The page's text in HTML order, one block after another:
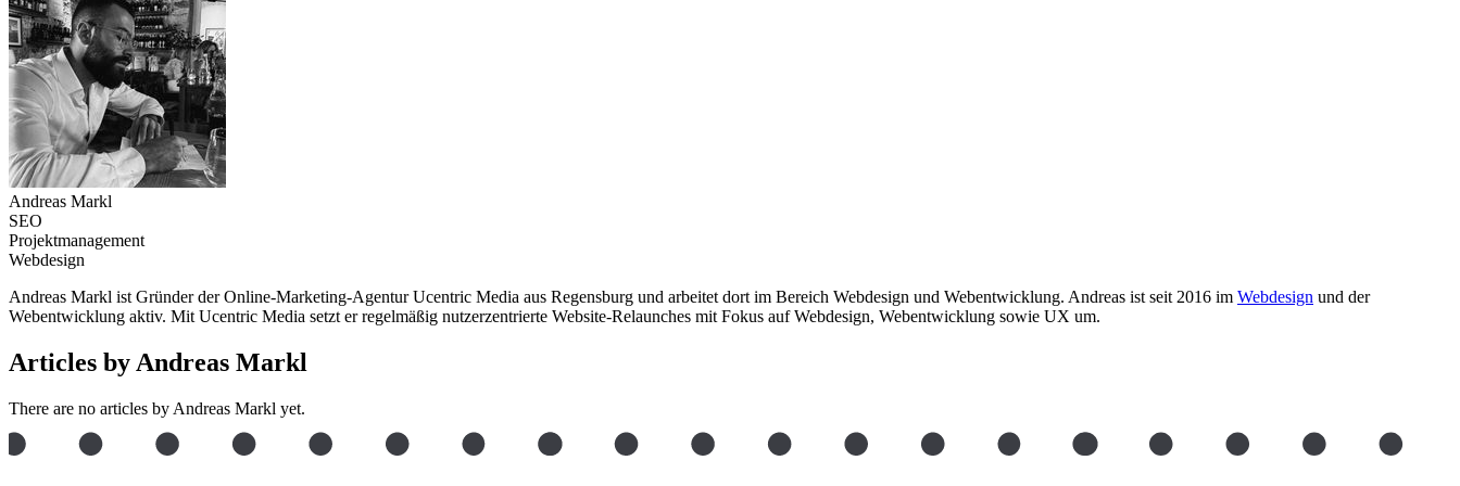
Andreas Markl
SEO
Projektmanagement
Webdesign
Andreas Markl ist Gründer der Online-Marketing-Agentur Ucentric Media aus Regensburg und arbeitet dort im Bereich Webdesign und Webentwicklung. Andreas ist seit 2016 im Webdesign und der
Webentwicklung aktiv. Mit Ucentric Media setzt er regelmäßig nutzerzentrierte Website-Relaunches mit Fokus auf Webdesign, Webentwicklung sowie UX um.
Articles by Andreas Markl
There are no articles by Andreas Markl yet.